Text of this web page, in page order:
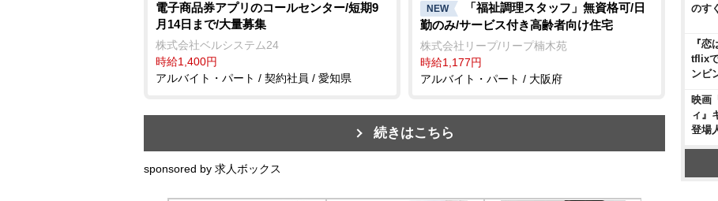
電子商品券アプリのコールセンター/短期9
月14日まで/大量募集
株式会社ベルシステム24
時給1,400円
アルバイト・パート / 契約社員 / 愛知県
NEW
「福祉調理スタッフ」無資格可/日
勤のみ/サービス付き高齢者向け住宅
株式会社リープ/リープ楠木苑
時給1,177円
アルバイト・パート / 大阪府
続きはこちら
sponsored by 求人ボックス
のす
『
tflix
ンビ
映画
ィ』
登場